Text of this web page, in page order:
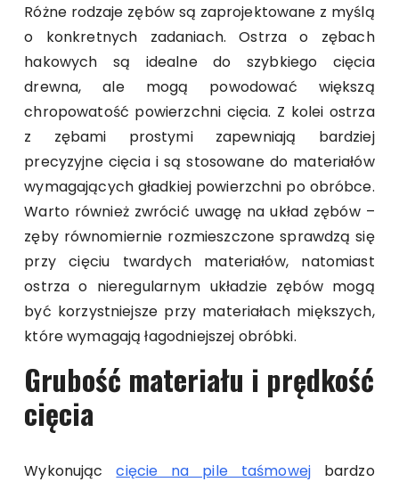
Różne rodzaje zębów są zaprojektowane z myślą
o konkretnych zadaniach. Ostrza o zębach
hakowych są idealne do szybkiego cięcia
drewna, ale mogą powodować większą
chropowatość powierzchni cięcia. Z kolei ostrza
z zębami prostymi zapewniają bardziej
precyzyjne cięcia i są stosowane do materiałów
wymagających gładkiej powierzchni po obróbce.
Warto również zwrócić uwagę na układ zębów –
zęby równomiernie rozmieszczone sprawdzą się
przy cięciu twardych materiałów, natomiast
ostrza o nieregularnym układzie zębów mogą
być korzystniejsze przy materiałach miększych,
które wymagają łagodniejszej obróbki.
Grubość materiału i prędkość
cięcia
Wykonująccięcie na pile taśmowej bardzo